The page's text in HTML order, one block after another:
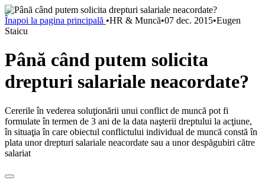
Înapoi la pagina principală •HR & Muncă•07 dec. 2015•Eugen
Staicu
Până când putem solicita
drepturi salariale neacordate?
Cererile în vederea soluţionării unui conflict de muncă pot fi
formulate în termen de 3 ani de la data naşterii dreptului la acţiune,
în situaţia în care obiectul conflictului individual de muncă constă în
plata unor drepturi salariale neacordate sau a unor despăgubiri către
salariat